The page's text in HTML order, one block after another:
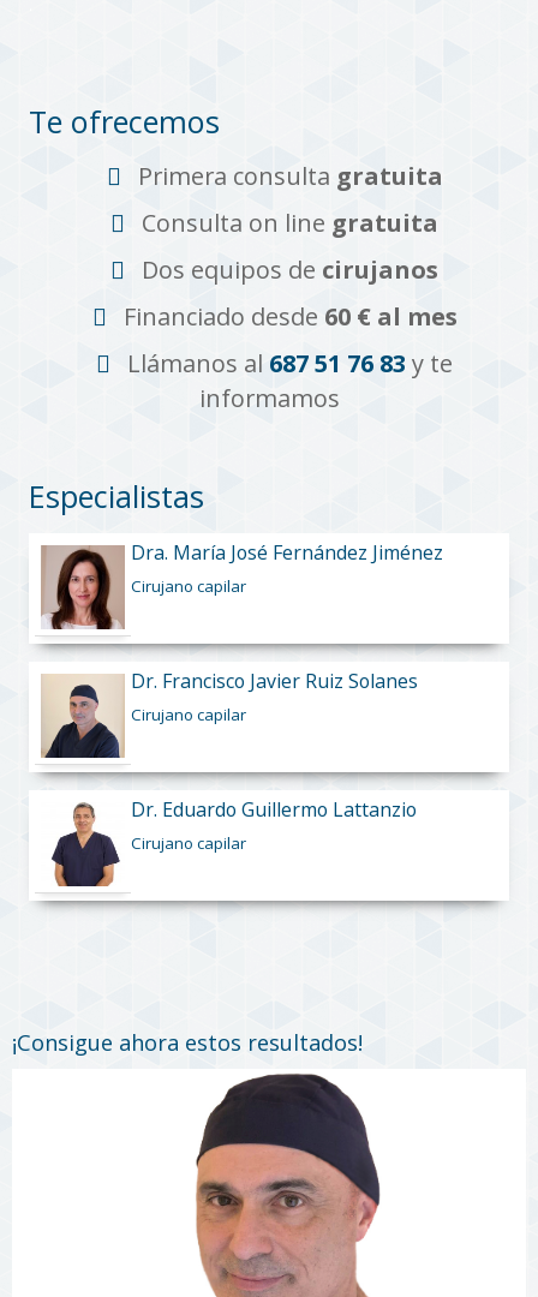
Te ofrecemos
Primera consulta gratuita
Consulta on line gratuita
Dos equipos de cirujanos
Financiado desde 60 € al mes
Llámanos al 687 51 76 83 y te
informamos
Especialistas
Dra. María José Fernández Jiménez
Cirujano capilar
Dr. Francisco Javier Ruiz Solanes
Cirujano capilar
Dr. Eduardo Guillermo Lattanzio
Cirujano capilar
¡Consigue ahora estos resultados!